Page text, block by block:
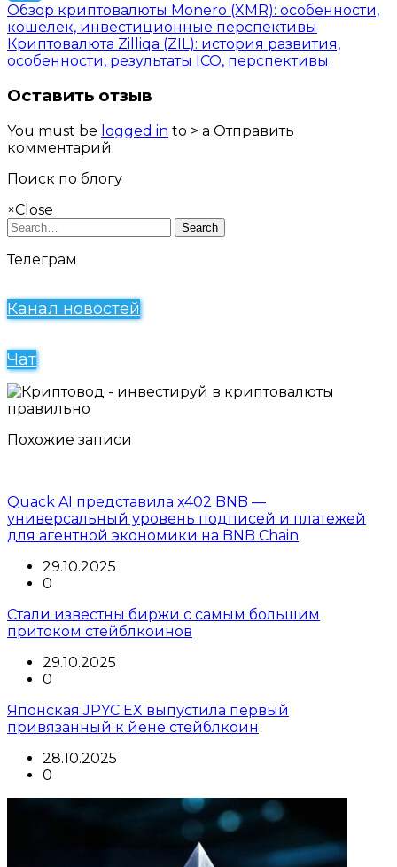
Telegram
Обзор криптовалюты Monero (XMR): особенности,
кошелек, инвестиционные перспективы
Криптовалюта Zilliqa (ZIL): история развития,
особенности, результаты ICO, перспективы
Оставить отзыв
You must be logged in to > a Отправить
комментарий.
Поиск по блогу
×Close
Search
Телеграм
Канал новостей
Чат
Похожие записи
Quack AI представила x402 BNB —
универсальный уровень подписей и платежей
для агентной экономики на BNB Chain
29.10.2025
0
Стали известны биржи с самым большим
притоком стейблкоинов
29.10.2025
0
Японская JPYC EX выпустила первый
привязанный к йене стейблкоин
28.10.2025
0